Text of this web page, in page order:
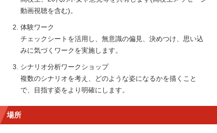
動画視聴を含む)。
体験ワーク
チェックシートを活用し、無意識の偏見、決めつけ、思い込
みに気づくワークを実施します。
シナリオ分析ワークショップ
複数のシナリオを考え、どのような姿になるかを描くこと
で、目指す姿をより明確にします。
場所